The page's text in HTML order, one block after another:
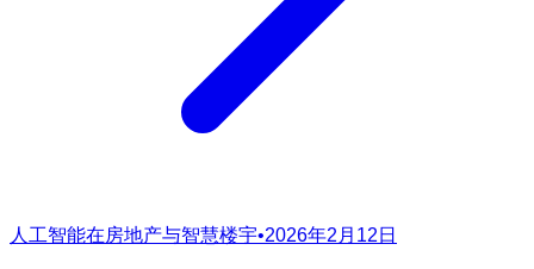
人工智能在房地产与智慧楼宇•2026年2月12日